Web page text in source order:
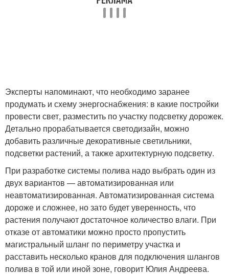
Эксперты напоминают, что необходимо заранее
продумать и схему энергоснабжения: в какие постройки
провести свет, разместить по участку подсветку дорожек.
Детально прорабатывается светодизайн, можно
добавить различные декоративные светильники,
подсветки растений, а также архитектурную подсветку.
При разработке системы полива надо выбрать один из
двух вариантов — автоматизированная или
неавтоматизированная. Автоматизированная система
дороже и сложнее, но зато будет уверенность, что
растения получают достаточное количество влаги. При
отказе от автоматики можно просто пропустить
магистральный шланг по периметру участка и
расставить несколько кранов для подключения шлангов
полива в той или иной зоне, говорит Юлия Андреева.